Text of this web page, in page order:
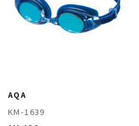
AQA
KM-1639